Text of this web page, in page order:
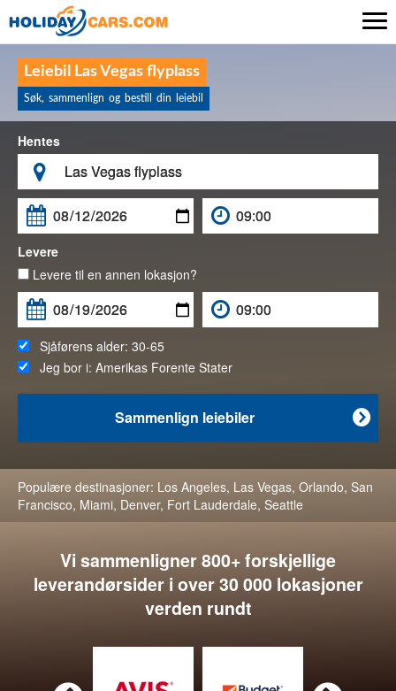
Leiebil Las Vegas flyplass
Søk, sammenlign og bestill din leiebil
Hentes


Levere
Levere til en annen lokasjon?
Sjåførens alder: 30-65
Jeg bor i: Amerikas Forente Stater

Sammenlign leiebiler
Populære destinasjoner: Los Angeles, Las Vegas, Orlando, San
Francisco, Miami, Denver, Fort Lauderdale, Seattle
Vi sammenligner 800+ forskjellige
leverandørsider i over 30 000 lokasjoner
verden rundt